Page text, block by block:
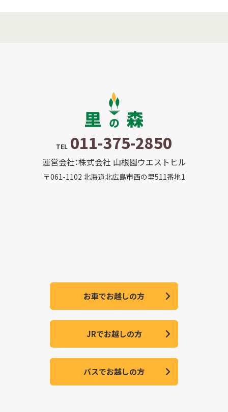
TEL 011-375-2850
運営会社：株式会社 山根園ウエストヒル
〒061-1102 北海道北広島市西の里511番地1
お車でお越しの方
JRでお越しの方
バスでお越しの方